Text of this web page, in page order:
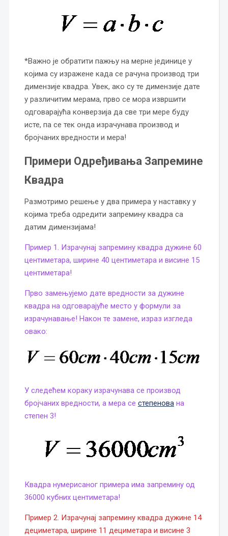
*Важно је обратити пажњу на мерне јединице у
којима су изражене када се рачуна производ три
димензије квадра. Увек, ако су те димензије дате
у различитим мерама, прво се мора извршити
одговарајућа конверзија да све три мере буду
исте, па се тек онда израчунава производ и
бројчаних вредности и мера!
Примери Одређивања Запремине
Квадра
Размотримо решење у два примера у наставку у
којима треба одредити запремину квадра са
датим димензијама!
Пример 1. Израчунај запремину квадра дужине 60
центиметара, ширине 40 центиметара и висине 15
центиметара!
Прво замењујемо дате вредности за дужине
квадра на одговарајуће место у формули за
израчунавање! Након те замене, израз изгледа
овако:
У следећем кораку израчунава се производ
бројчаних вредности, а мера се степенована
степен 3!
Квадра нумерисаног примера има запремину од
36000 кубних центиметара!
Пример 2. Израчунај запремину квадра дужине 14
дециметара, ширине 11 дециметара и висине 3